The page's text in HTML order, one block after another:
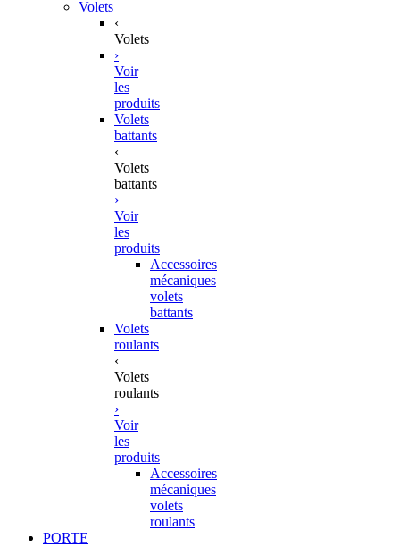
Volets
‹
Volets
›
Voir
les
produits
Volets
battants
‹
Volets
battants
›
Voir
les
produits
Accessoires
mécaniques
volets
battants
Volets
roulants
‹
Volets
roulants
›
Voir
les
produits
Accessoires
mécaniques
volets
roulants
PORTE